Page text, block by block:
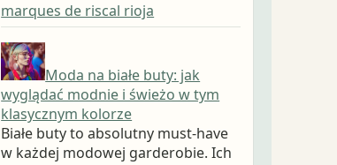
marques de riscal rioja
Moda na białe buty: jak
wyglądać modnie i świeżo w tym
klasycznym kolorze
Białe buty to absolutny must-have
w każdej modowej garderobie. Ich